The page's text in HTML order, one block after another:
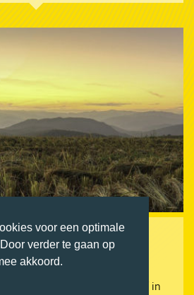
voor een optimale
verder te gaan op
akkoord.
hoofdstad Bangkok!
in een relaxed strandverblijf in